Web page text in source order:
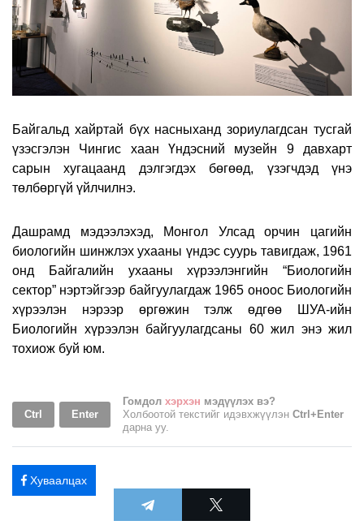
Байгальд хайртай бүх насныханд зориулагдсан тусгай
үзэсгэлэн Чингис хаан Үндэсний музейн 9 давхарт
сарын хугацаанд дэлгэгдэх бөгөөд, үзэгчдэд үнэ
төлбөргүй үйлчилнэ.
Дашрамд мэдээлэхэд, Монгол Улсад орчин цагийн
биологийн шинжлэх ухааны үндэс суурь тавигдаж, 1961
онд Байгалийн ухааны хүрээлэнгийн “Биологийн
сектор” нэртэйгээр байгуулагдаж 1965 оноос Биологийн
хүрээлэн нэрээр өргөжин тэлж өдгөө ШУА-ийн
Биологийн хүрээлэн байгуулагдсаны 60 жил энэ жил
тохиож буй юм.
Ctrl Enter
Гомдол хэрхэн мэдүүлэх вэ?
Холбоотой текстийг идэвхжүүлэн Ctrl+Enter
дарна уу.
Хуваалцах